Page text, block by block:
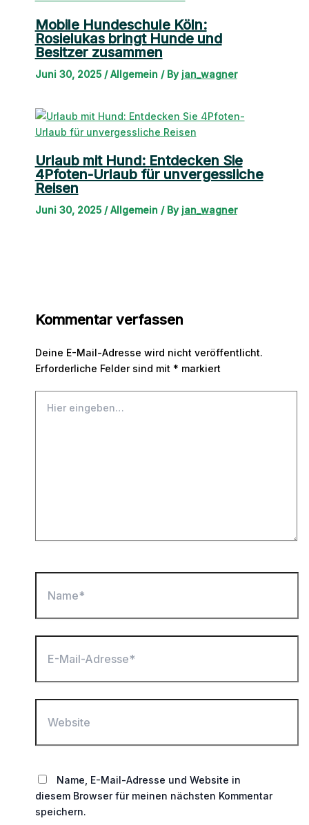
Mobile Hundeschule Köln:
Rosielukas bringt Hunde und
Besitzer zusammen
Juni 30, 2025 /Allgemein / By jan_wagner
Urlaub mit Hund: Entdecken Sie
4Pfoten-Urlaub für unvergessliche
Reisen
Juni 30, 2025 /Allgemein / By jan_wagner
Kommentar verfassen
Deine E-Mail-Adresse wird nicht veröffentlicht.
Erforderliche Felder sind mit * markiert
eingeben…
Mail-
Name, E-Mail-Adresse und Website in
diesem Browser für meinen nächsten Kommentar
speichern.